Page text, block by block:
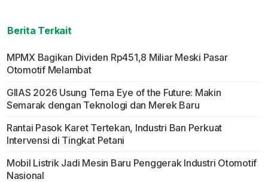
Berita Terkait
MPMX Bagikan Dividen Rp451,8 Miliar Meski Pasar
Otomotif Melambat
GIIAS 2026 Usung Tema Eye of the Future: Makin
Semarak dengan Teknologi dan Merek Baru
Rantai Pasok Karet Tertekan, Industri Ban Perkuat
Intervensi di Tingkat Petani
Mobil Listrik Jadi Mesin Baru Penggerak Industri Otomotif
Nasional